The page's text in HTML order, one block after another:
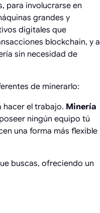
para involucrarse en
grandes y
digitales que
blockchain, y a
sin necesidad de
de minerarlo:
hacer el trabajo. Minería
ningún equipo tú
una forma más flexible
buscas, ofreciendo un